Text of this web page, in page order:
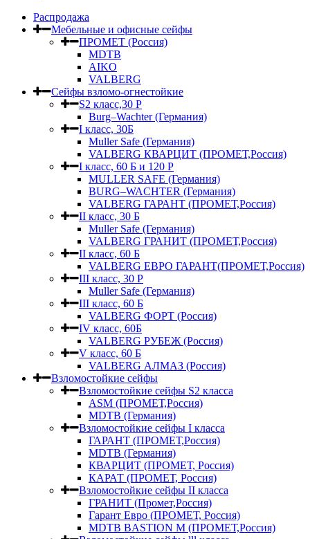
Распродажа
Мебельные и офисные сейфы
ПРОМЕТ (Россия)
MDTB
AIKO
VALBERG
Сейфы взломо-огнестойкие
S2 класс,30 Р
Burg–Wachter (Германия)
I класс, 30Б
Muller Safe (Германия)
VALBERG КВАРЦИТ (ПРОМЕТ,Россия)
I класс, 60 Б и 120 Р
MULLER SAFE (Германия)
BURG–WACHTER (Германия)
VALBERG ГАРАНТ (ПРОМЕТ,Россия)
II класс, 30 Б
Muller Safe (Германия)
VALBERG ГРАНИТ (ПРОМЕТ,Россия)
II класс, 60 Б
VALBERG ЕВРО ГАРАНТ(ПРОМЕТ,Россия)
III класс, 30 Р
Muller Safe (Германия)
III класс, 60 Б
VALBERG ФОРТ (Россия)
IV класс, 60Б
VALBERG РУБЕЖ (Россия)
V класс, 60 Б
VALBERG АЛМАЗ (Россия)
Взломостойкие сейфы
Взломостойкие сейфы S2 класса
ASM (ПРОМЕТ,Россия)
MDTB (Германия)
Взломостойкие сейфы I класса
ГАРАНТ (ПРОМЕТ,Россия)
MDTB (Германия)
КВАРЦИТ (ПРОМЕТ, Россия)
КАРАТ (ПРОМЕТ, Россия)
Взломостойкие сейфы II класса
ГРАНИТ (Промет,Россия)
Гарант Евро (ПРОМЕТ, Россия)
MDTB BASTION M (ПРОМЕТ,Россия)